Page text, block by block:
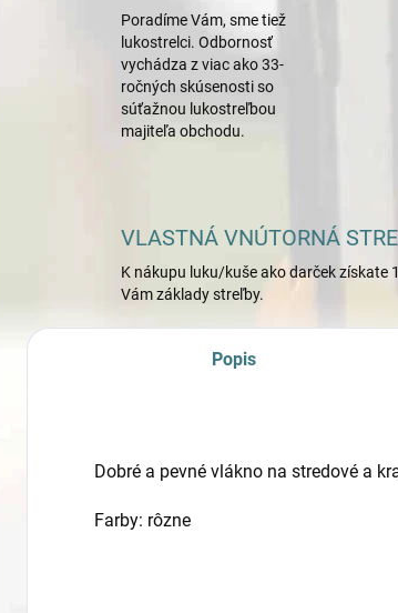
Poradíme Vám, sme tiež
lukostrelci. Odbornosť
vychádza z viac ako 33-
ročných skúsenosti so
súťažnou lukostreľbou
majiteľa obchodu.
VLASTNÁ VNÚTORNÁ
K nákupu luku/kuše ako darček získate
Vám základy streľby.
Popis
Dobré a pevné vlákno na stredové a
Farby: rôzne